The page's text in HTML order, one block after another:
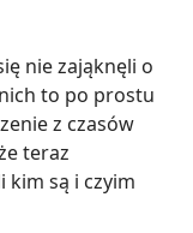
nie zająknęli o
to po prostu
z czasów
teraz
kim są i czyim